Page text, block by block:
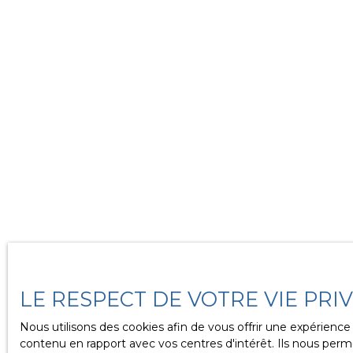
LE RESPECT DE VOTRE VIE
Nous utilisons des cookies afin de vous offrir une
contenu en rapport avec vos centres d'intérêt. Ils nous